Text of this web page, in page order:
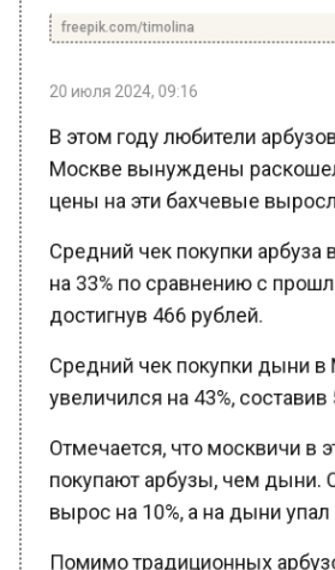
Москве вынуждены
цены на эти бахчевые
на 33% по сравнению с
достигнув 466 рублей.
увеличился на 43%, составив
Отмечается, что москвичи в
покупают арбузы, чем дыни.
вырос на 10%, а на дыни упал
Помимо традиционных